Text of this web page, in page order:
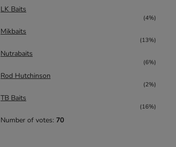
LK Baits
(4%)
Mikbaits
(13%)
Nutrabaits
(6%)
Rod Hutchinson
(2%)
TB Baits
(16%)
Number of votes: 70